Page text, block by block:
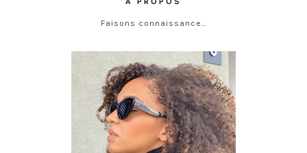
Faisons connaissance…